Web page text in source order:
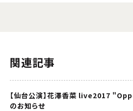
関連記事
【仙台公演】花澤香菜 live2017
のお知らせ